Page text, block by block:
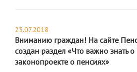
23.07.2018
Вниманию граждан! На сайте
создан раздел «Что важно знать
законопроекте о пенсиях»